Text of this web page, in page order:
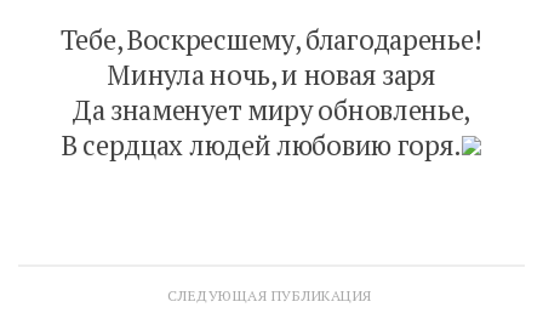
Те­бе, Вос­крес­ше­му, бла­года­ренье!
Ми­нула ночь, и но­вая за­ря
Да зна­мену­ет ми­ру об­новленье,
В сер­дцах лю­дей лю­бовию го­ря.
СЛЕДУЮЩАЯ ПУБЛИКАЦИЯ